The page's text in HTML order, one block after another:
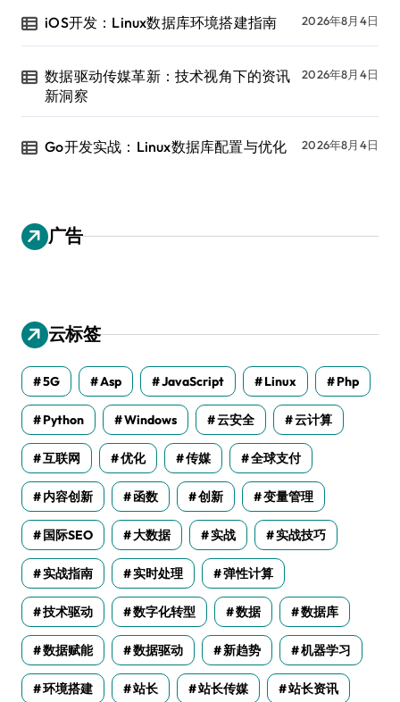
iOS开发：Linux数据库环境搭建指南 2026年8月4日
数据驱动传媒革新：技术视角下的资讯
新洞察
2026年8月4日
Go开发实战：Linux数据库配置与优化 2026年8月4日
广告
云标签
5G Asp JavaScript Linux Php
Python Windows 云安全 云计算
互联网 优化 传媒 全球支付
内容创新 函数 创新 变量管理
国际SEO 大数据 实战 实战技巧
实战指南 实时处理 弹性计算
技术驱动 数字化转型 数据 数据库
数据赋能 数据驱动 新趋势 机器学习
环境搭建 站长 站长传媒 站长资讯